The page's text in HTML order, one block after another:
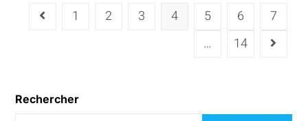
1 2 3 4 5 6
7
…
14
Rechercher